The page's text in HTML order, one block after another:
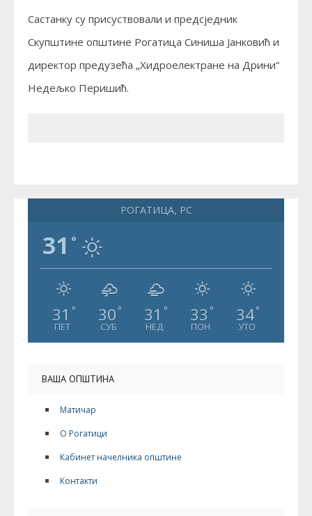
Састанку су присуствовали и предсједник
Скупштине општине Рогатица Синиша Јанковић и
директор предузећа „Хидроелектране на Дрини“
Недељко Перишић.
РОГАТИЦА, РС
31 °
31 °
ПЕТ
30 °
СУБ
31 °
НЕД
33 °
ПОН
34°
УТО
ВАША ОПШТИНА
Матичар
О Рогатици
Кабинет начелника општине
Контакти